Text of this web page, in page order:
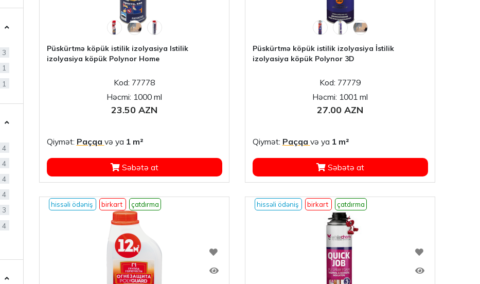
Püskürtmə köpük istilik izolyasiya Istilik
izolyasiya köpük Polynor Home
Kod: 77778
Həcmi: 1000 ml
23.50 AZN
Qiymət: Paçqa və ya 1 m²
Səbətə at
Püskürtmə köpük istilik izolyasiya İstilik
izolyasiya köpük Polynor 3D
Kod: 77779
Həcmi: 1001 ml
27.00 AZN
Qiymət: Paçqa və ya 1 m²
Səbətə at
hissəli ödəniş birkart çatdırma hissəli ödəniş birkart çatdırma
3
1
1
4
4
4
4
3
4